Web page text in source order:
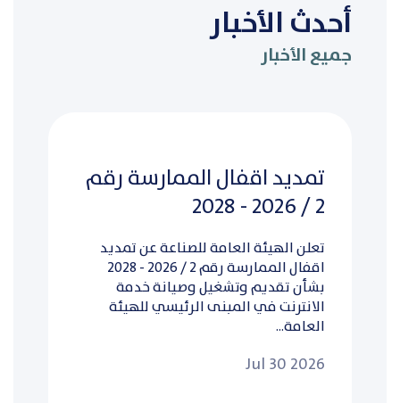
أحدث الأخبار
جميع الأخبار
تمديد اقفال الممارسة رقم
2 / 2026 - 2028
تعلن الهيئة العامة للصناعة عن تمديد
اقفال الممارسة رقم 2 / 2026 - 2028
بشأن تقديم وتشغيل وصيانة خدمة
الانترنت في المبنى الرئيسي للهيئة
العامة...
Jul 30 2026